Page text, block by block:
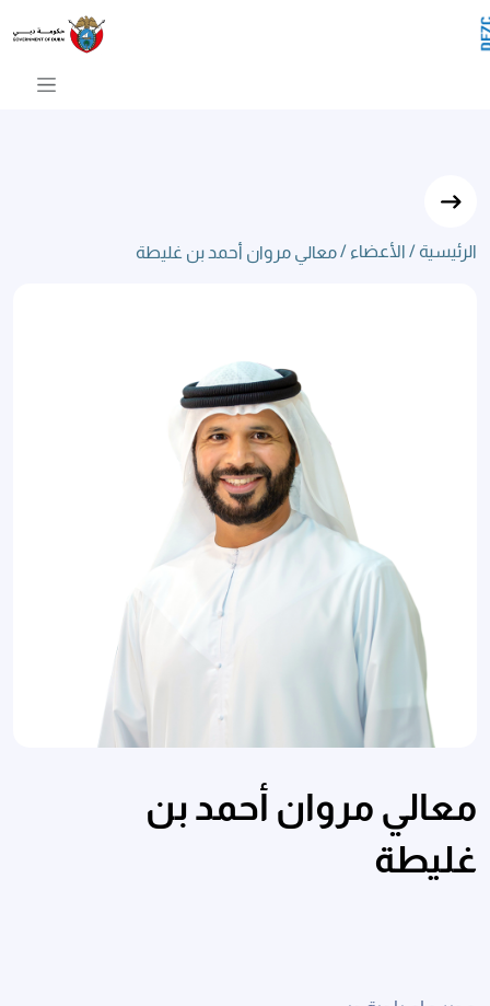
تخطي إلى المحتوى الرئيسي
معالي مروان أحمد بن غليطة
الرئيسية / الأعضاء /معالي مروان أحمد بن غليطة
معالي مروان أحمد بن
غليطة